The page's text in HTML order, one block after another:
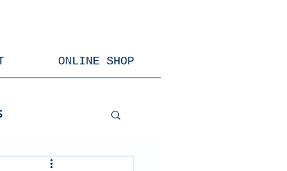
ONLINE SHOP